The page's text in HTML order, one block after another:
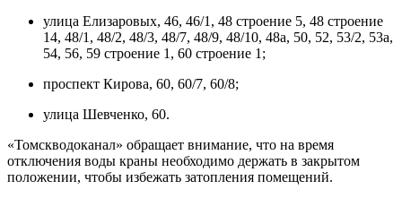
улица Елизаровых, 46, 46/1, 48 строение 5, 48 строение
14, 48/1, 48/2, 48/3, 48/7, 48/9, 48/10, 48а, 50, 52, 53/2, 53а,
54, 56, 59 строение 1, 60 строение 1;
проспект Кирова, 60, 60/7, 60/8;
улица Шевченко, 60.
«Томскводоканал» обращает внимание, что на время
отключения воды краны необходимо держать в закрытом
положении, чтобы избежать затопления помещений.